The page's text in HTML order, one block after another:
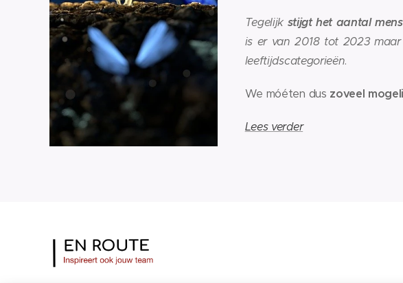
Tegelijk stijgt het aantal
is er van 2018 tot 2023
leeftijdscategorieën.
We móéten dus zoveel
Lees verder